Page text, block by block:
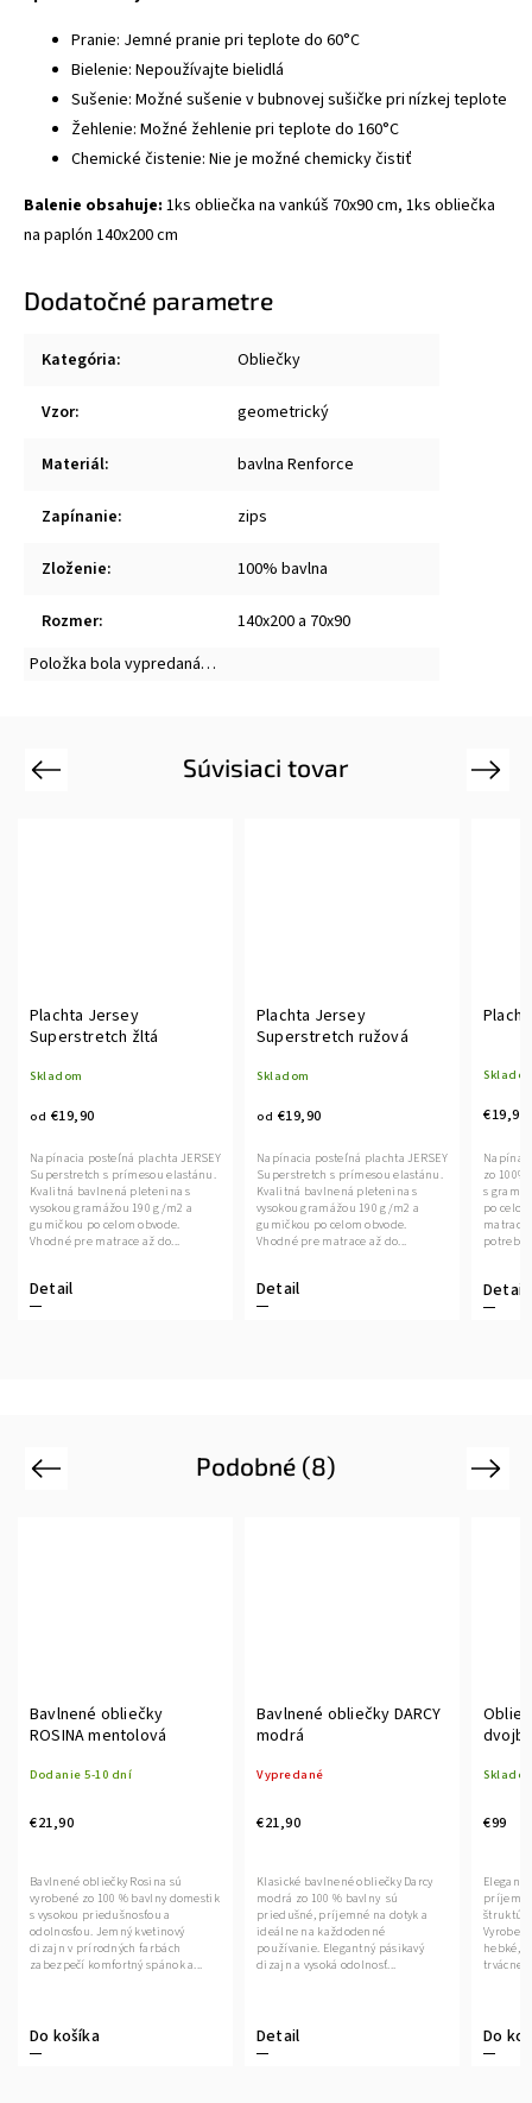
Pranie: Jemné pranie pri teplote do 60°C
Bielenie: Nepoužívajte bielidlá
Sušenie: Možné sušenie v bubnovej sušičke pri nízkej teplote
Žehlenie: Možné žehlenie pri teplote do 160°C
Chemické čistenie: Nie je možné chemicky čistiť
Balenie obsahuje: 1ks obliečka na vankúš 70x90 cm, 1ks obliečka
na paplón 140x200 cm
Dodatočné parametre
Kategória: Obliečky
Vzor: geometrický
Materiál: bavlna Renforce
Zapínanie: zips
Zloženie: 100% bavlna
Rozmer:
140x200 a 70x90
Položka bola vypredaná…
Súvisiaci tovar
Previous
Plachta Jersey
Superstretch žltá
Skladom
od €19,90
Detail
Napínacia posteľná plachta JERSEY
Superstretch s prímesou elastánu.
Kvalitná bavlnená pletenina s
vysokou gramážou 190 g/m2 a
gumičkou po celom obvode.
Vhodné pre matrace až do...
Plachta Jersey
Superstretch ružová
Skladom
od €19,90
Detail
Napínacia posteľná plachta JERSEY
Superstretch s prímesou elastánu.
Kvalitná bavlnená pletenina s
vysokou gramážou 190 g/m2 a
gumičkou po celom obvode.
Vhodné pre matrace až do...
€19,90
Detail
zo
s
po
matrace
potreby
Next
Podobné (8)
Previous
Bavlnené obliečky
ROSINA mentolová
Dodanie 5-10 dní
€21,90
Do košíka
Bavlnené obliečky Rosina sú
vyrobené zo 100 % bavlny domestik
s vysokou priedušnosťou a
odolnosťou. Jemný kvetinový
dizajn v prírodných farbách
zabezpečí komfortný spánok a...
Bavlnené obliečky DARCY
modrá
Vypredané
€21,90
Detail
Klasické bavlnené obliečky Darcy
modrá zo 100 % bavlny sú
priedušné, príjemné na dotyk a
ideálne na každodenné
používanie. Elegantný pásikavý
dizajn a vysoká odolnosť...
€99
Do
hebké,
trvácne.
Next